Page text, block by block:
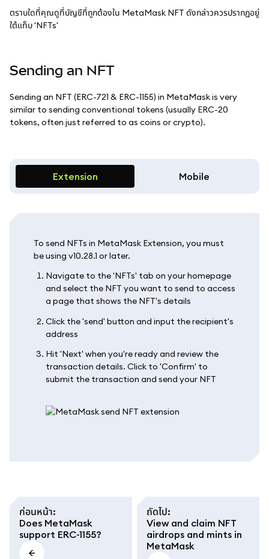
ตราบใดที่คุณดูที่บัญชีที่ถูกต้องใน MetaMask NFT ดังกล่าวควรปรากฏอยู่
ใต้แท็บ 'NFTs'
Sending an NFT
Sending an NFT (ERC-721 & ERC-1155) in MetaMask is very
similar to sending conventional tokens (usually ERC-20
tokens, often just referred to as coins or crypto).
Extension Mobile
To send NFTs in MetaMask Extension, you must
be using v10.28.1 or later.
Navigate to the 'NFTs' tab on your homepage
and select the NFT you want to send to access
a page that shows the NFT's details
Click the 'send' button and input the recipient's
address
Hit 'Next' when you're ready and review the
transaction details. Click to 'Confirm' to
submit the transaction and send your NFT
ก่อนหน้า:
Does MetaMask
support ERC-1155?
ถัดไป:
View and claim NFT
airdrops and mints in
MetaMask